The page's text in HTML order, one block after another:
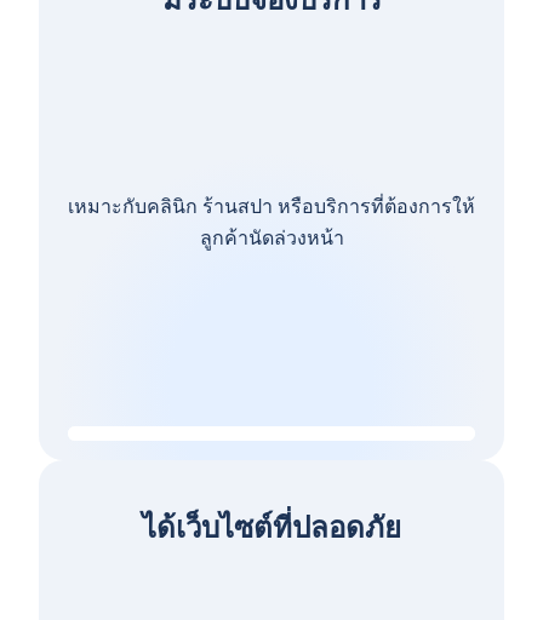
เหมาะกับคลินิก ร้านสปา หรือบริการที่ต้องการให้
ลูกค้านัดล่วงหน้า
ได้เว็บไซต์ที่ปลอดภัย